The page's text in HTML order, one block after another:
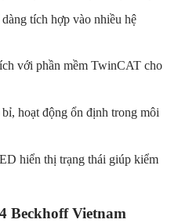
tích hợp vào nhiều hệ
với phần mềm TwinCAT cho
hoạt động ổn định trong môi
hiển thị trạng thái giúp kiểm
Beckhoff Vietnam